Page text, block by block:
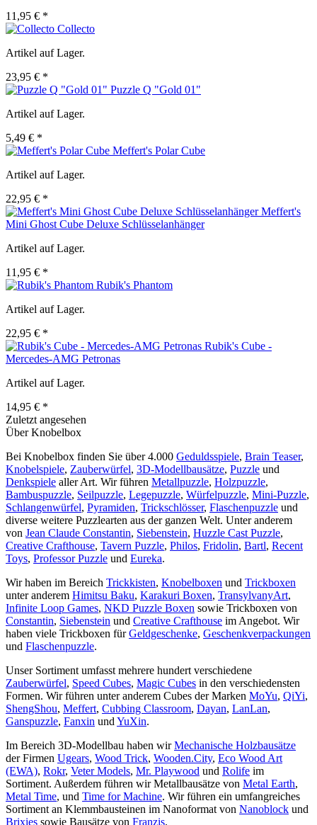
11,95 € *
Collecto
Artikel auf Lager.
23,95 € *
Puzzle Q "Gold 01"
Artikel auf Lager.
5,49 € *
Meffert's Polar Cube
Artikel auf Lager.
22,95 € *
Meffert's
Mini Ghost Cube Deluxe Schlüsselanhänger
Artikel auf Lager.
11,95 € *
Rubik's Phantom
Artikel auf Lager.
22,95 € *
Rubik's Cube -
Mercedes-AMG Petronas
Artikel auf Lager.
14,95 € *
Zuletzt angesehen
Über Knobelbox
Bei Knobelbox finden Sie über 4.000 Geduldsspiele, Brain Teaser,
Knobelspiele, Zauberwürfel, 3D-Modellbausätze, Puzzle und
Denkspiele aller Art. Wir führen Metallpuzzle, Holzpuzzle,
Bambuspuzzle, Seilpuzzle, Legepuzzle, Würfelpuzzle, Mini-Puzzle,
Schlangenwürfel, Pyramiden, Trickschlösser, Flaschenpuzzle und
diverse weitere Puzzlearten aus der ganzen Welt. Unter anderem
von Jean Claude Constantin, Siebenstein, Huzzle Cast Puzzle,
Creative Crafthouse, Tavern Puzzle, Philos, Fridolin, Bartl, Recent
Toys, Professor Puzzle und Eureka.
Wir haben im Bereich Trickkisten, Knobelboxen und Trickboxen
unter anderem Himitsu Baku, Karakuri Boxen, TransylvanyArt,
Infinite Loop Games, NKD Puzzle Boxen sowie Trickboxen von
Constantin, Siebenstein und Creative Crafthouse im Angebot. Wir
haben viele Trickboxen fürGeldgeschenke, Geschenkverpackungen
und Flaschenpuzzle.
Unser Sortiment umfasst mehrere hundert verschiedene
Zauberwürfel, Speed Cubes, Magic Cubes in den verschiedensten
Formen. Wir führen unter anderem Cubes der Marken MoYu, QiYi,
ShengShou, Meffert, Cubbing Classroom, Dayan, LanLan,
Ganspuzzle, Fanxin und YuXin.
Im Bereich 3D-Modellbau haben wirMechanische Holzbausätze
der Firmen Ugears, Wood Trick, Wooden.City, Eco Wood Art
(EWA), Rokr, Veter Models, Mr. Playwood und Rolife im
Sortiment. Außerdem führen wir Metallbausätze von Metal Earth,
Metal Time, und Time for Machine. Wir führen ein umfangreiches
Sortiment an Klemmbausteinen im Nanoformat von Nanoblock und
Brixies sowie Bausätze von Franzis.